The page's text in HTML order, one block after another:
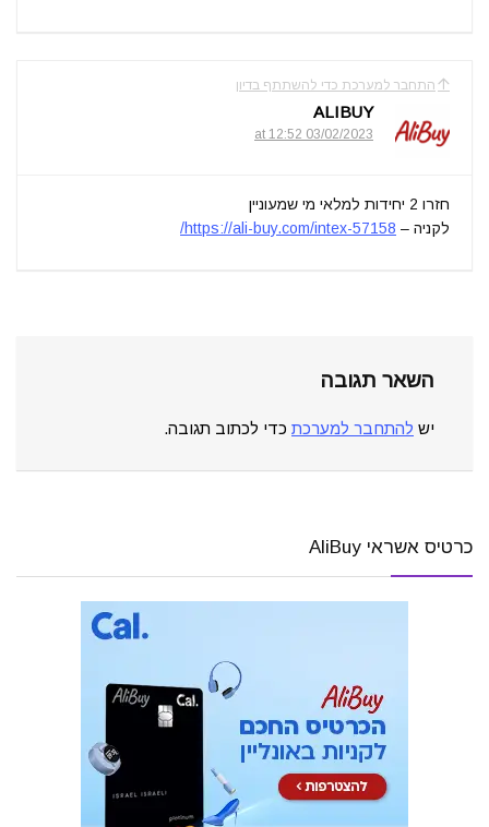
התחבר למערכת כדי להשתתף בדיון
ALIBUY
03/02/2023 at 12:52
חזרו 2 יחידות למלאי מי שמעוניין
לקניה – https://ali-buy.com/intex-57158/
השאר תגובה
יש להתחבר למערכת כדי לכתוב תגובה.
כרטיס אשראי AliBuy